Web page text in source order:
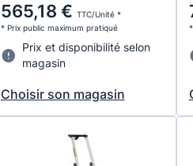
565,18 € TTC/Unité *
* Prix public maximum pratiqué
Prix et disponibilité selon
magasin
Choisir son magasin